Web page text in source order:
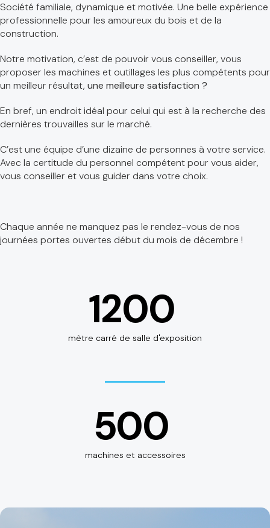
Société familiale, dynamique et motivée. Une belle expérience
professionnelle pour les amoureux du bois et de la
construction.
Notre motivation, c’est de pouvoir vous conseiller, vous
proposer les machines et outillages les plus compétents pour
un meilleur résultat, une meilleure satisfaction ?
En bref, un endroit idéal pour celui qui est à la recherche des
dernières trouvailles sur le marché.
C’est une équipe d’une dizaine de personnes à votre service.
Avec la certitude du personnel compétent pour vous aider,
vous conseiller et vous guider dans votre choix.
Chaque année ne manquez pas le rendez-vous de nos
journées portes ouvertes début du mois de décembre !
1200
mètre carré de salle d'exposition
500
machines et accessoires